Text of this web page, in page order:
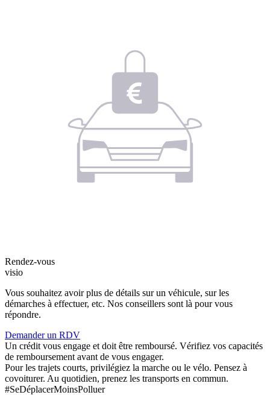
Rendez-vous
visio
Vous souhaitez avoir plus de détails sur un véhicule, sur les
démarches à effectuer, etc. Nos conseillers sont là pour vous
répondre.
Demander un RDV
Un crédit vous engage et doit être remboursé. Vérifiez vos capacités
de remboursement avant de vous engager.
Pour les trajets courts, privilégiez la marche ou le vélo. Pensez à
covoiturer. Au quotidien, prenez les transports en commun.
#SeDéplacerMoinsPolluer